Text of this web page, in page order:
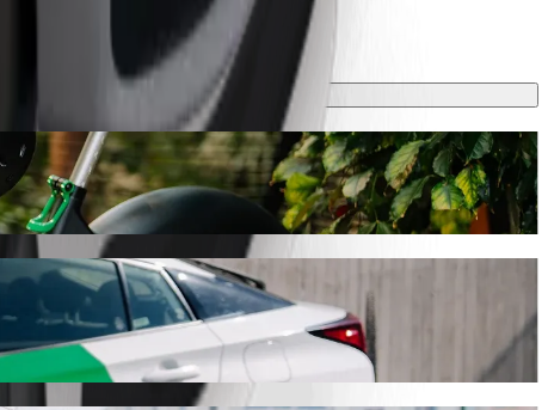
na zhruba 21,40 RON RON. Ať už jedete kamkoli, najdeme pro